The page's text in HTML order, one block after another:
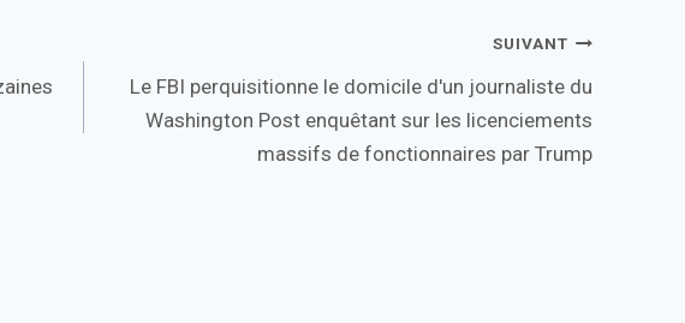
SUIVANT
Le FBI perquisitionne le domicile d'un journaliste du
Washington Post enquêtant sur les licenciements
massifs de fonctionnaires par Trump